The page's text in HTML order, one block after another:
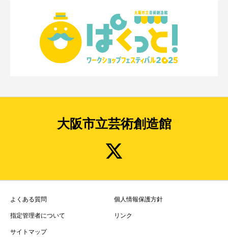
大阪市立芸術創造館
よくある質問 個人情報保護方針
指定管理者について リンク
サイトマップ